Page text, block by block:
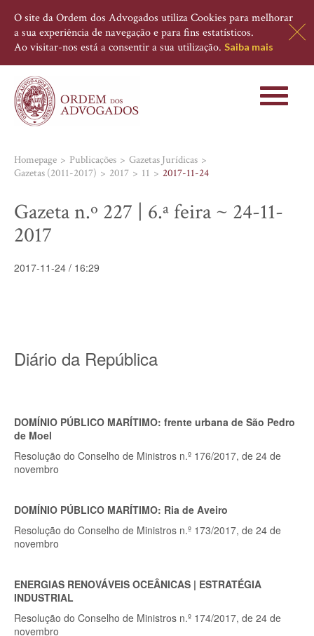
O site da Ordem dos Advogados utiliza Cookies para melhorar
a sua experiência de navegação e para fins estatísticos.
Ao visitar-nos está a consentir a sua utilização. Saiba mais
Toggle
Homepage Publicações
Gazetas Jurídicas
Gazetas (2011-2017)
2017 11 2017-11-24
Gazeta n.º 227 | 6.ª feira ~ 24-11-
2017
2017-11-24 / 16:29
Diário da República
DOMÍNIO PÚBLICO MARÍTIMO: frente urbana de São Pedro
de Moel
Resolução do Conselho de Ministros n.º 176/2017, de 24 de
novembro
DOMÍNIO PÚBLICO MARÍTIMO: Ria de Aveiro
Resolução do Conselho de Ministros n.º 173/2017, de 24 de
novembro
ENERGIAS RENOVÁVEIS OCEÂNICAS | ESTRATÉGIA
INDUSTRIAL
Resolução do Conselho de Ministros n.º 174/2017, de 24 de
novembro